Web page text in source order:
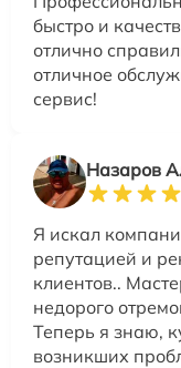
быстро и
отлично
отличное
сервис!
Назаров
Я искал
репутацией и
клиентов..
недорого
Теперь я знаю,
возникших